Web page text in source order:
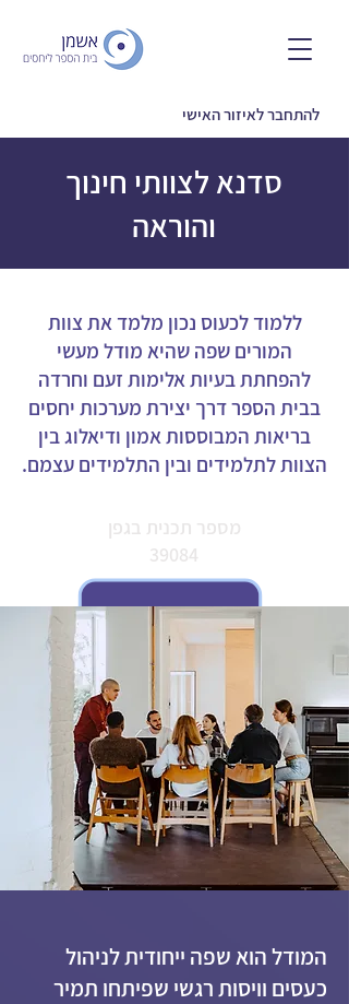
להתחבר לאיזור האישי
סדנא לצוותי חינוך
והוראה
ללמוד לכעוס נכון מלמד את צוות
המורים שפה שהיא מודל מעשי
להפחתת בעיות אלימות זעם וחרדה
בבית הספר דרך יצירת מערכות יחסים
בריאות המבוססות אמון ודיאלוג בין
הצוות לתלמידים ובין התלמידים עצמם.
מספר תכנית בגפן
39084
המודל הוא שפה ייחודית לניהול
כעסים וויסות רגשי שפיתחו תמיר